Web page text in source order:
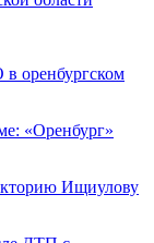
оренбургском
«Оренбург»
Ищиулову